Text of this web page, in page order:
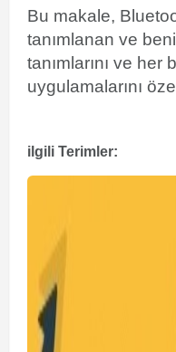
Bu makale,
tanımlanan ve
tanımlarını ve her
uygulamalarını
ilgili Terimler: